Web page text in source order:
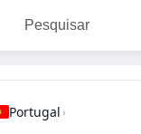
Pesquisar
Portugal ›